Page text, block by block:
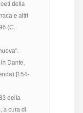
della
e altri
(C.
Dante,
[154-
della
a cura di